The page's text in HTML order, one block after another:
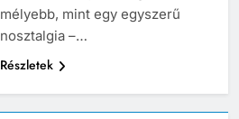
mélyebb, mint egy egyszerű
nosztalgia –…
Részletek